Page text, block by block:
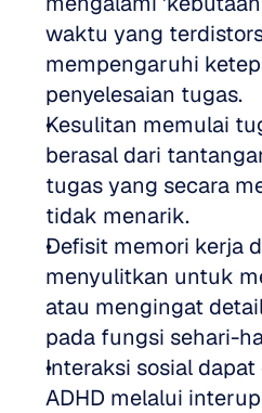
waktu yang
mempengaruhi
penyelesaian tugas.
Kesulitan memulai
berasal dari
tugas yang secara
tidak menarik.
Defisit memori kerja
menyulitkan untuk
atau mengingat
pada fungsi sehari-
Interaksi sosial
ADHD melalui